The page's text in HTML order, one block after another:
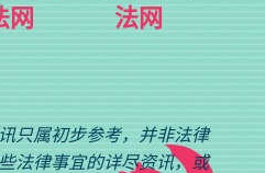
网
法网
只属初步参考，并非法律
法律事宜的详尽资讯，或